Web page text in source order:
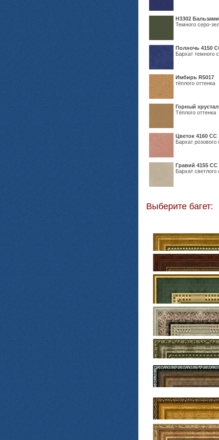
Н3302
Темного серо-
Полночь 4150
Бархат темного
Имбирь R5017
тёплого оттенка
Горный
Тёплого оттенка
Цветок 4160 СС
Бархат розового
Гравий 4155 СС
Бархат светлого
Выберите багет: